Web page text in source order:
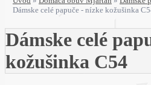
Dámske celé papuče - nízke kožušinka
Dámske celé
kožušinka C54